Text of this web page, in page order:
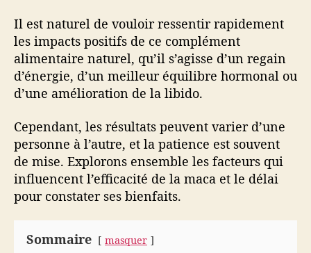
c
a
f
e
l
l
e
f
Il est naturel de vouloir ressentir rapidement
les impacts positifs de ce complément
alimentaire naturel, qu’il s’agisse d’un regain
d’énergie, d’un meilleur équilibre hormonal ou
d’une amélioration de la libido.
Cependant, les résultats peuvent varier d’une
personne à l’autre, et la patience est souvent
de mise. Explorons ensemble les facteurs qui
influencent l’efficacité de la maca et le délai
pour constater ses bienfaits.
Sommaire masquer